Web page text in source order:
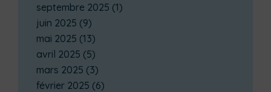
septembre 2025 (1)
juin 2025 (9)
mai 2025 (13)
avril 2025 (5)
mars 2025 (3)
février 2025 (6)